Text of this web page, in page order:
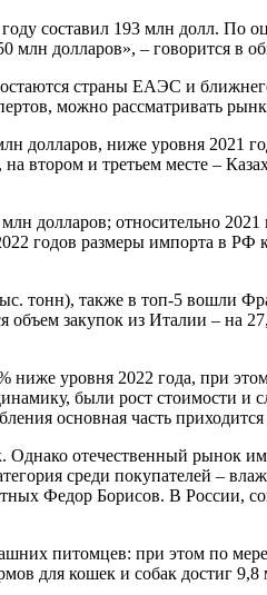
составил 193 млн долл. По
долларов», – говорится в
страны ЕАЭС и
можно рассматривать
долларов, ниже уровня 2021
втором и третьем месте –
долларов; относительно 2021
годов размеры импорта в РФ
тонн), также в топ-5 вошли
закупок из Италии – на
уровня 2022 года, при
были рост стоимости и
основная часть
Однако отечественный рынок
среди покупателей –
Федор Борисов. В России,
питомцев: при этом по
для кошек и собак достиг